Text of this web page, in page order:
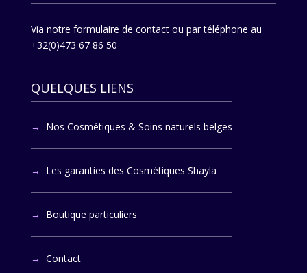
Via notre formulaire de contactou par téléphone au
+32(0)473 67 86 50
QUELQUES LIENS
Nos Cosmétiques & Soins naturels belges
Les garanties des Cosmétiques Shayla
Boutique particuliers
Contact